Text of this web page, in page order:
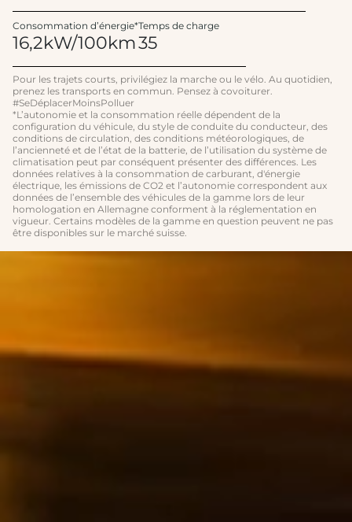
Consommation d’énergie*
16,2kW/100km
Temps de charge
35
Pour les trajets courts, privilégiez la marche ou le vélo. Au quotidien,
prenez les transports en commun. Pensez à covoiturer.
#SeDéplacerMoinsPolluer
*L’autonomie et la consommation réelle dépendent de la
configuration du véhicule, du style de conduite du conducteur, des
conditions de circulation, des conditions météorologiques, de
l’ancienneté et de l’état de la batterie, de l’utilisation du système de
climatisation peut par conséquent présenter des différences. Les
données relatives à la consommation de carburant, d'énergie
électrique, les émissions de CO2 et l’autonomie correspondent aux
données de l’ensemble des véhicules de la gamme lors de leur
homologation en Allemagne conforment à la réglementation en
vigueur. Certains modèles de la gamme en question peuvent ne pas
être disponibles sur le marché suisse.